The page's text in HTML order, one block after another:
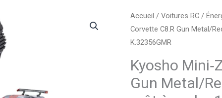
Accueil /Voitures RC /
Corvette C8.R Gun Metal/
K.32356GMR
Kyosho
Gun Metal/